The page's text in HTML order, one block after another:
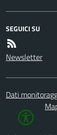
SEGUICI SU
Newsletter
Dati